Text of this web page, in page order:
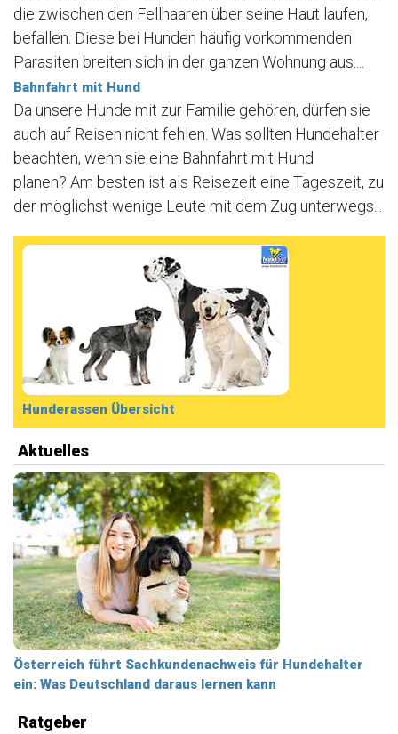
die zwischen den Fellhaaren über seine Haut laufen,
befallen. Diese bei Hunden häufig vorkommenden
Parasiten breiten sich in der ganzen Wohnung aus....
Bahnfahrt mit Hund
Da unsere Hunde mit zur Familie gehören, dürfen sie
auch auf Reisen nicht fehlen. Was sollten Hundehalter
beachten, wenn sie eine Bahnfahrt mit Hund
planen? Am besten ist als Reisezeit eine Tageszeit, zu
der möglichst wenige Leute mit dem Zug unterwegs...
Hunderassen Übersicht
Aktuelles
Österreich führt Sachkundenachweis für Hundehalter
ein: Was Deutschland daraus lernen kann
Ratgeber